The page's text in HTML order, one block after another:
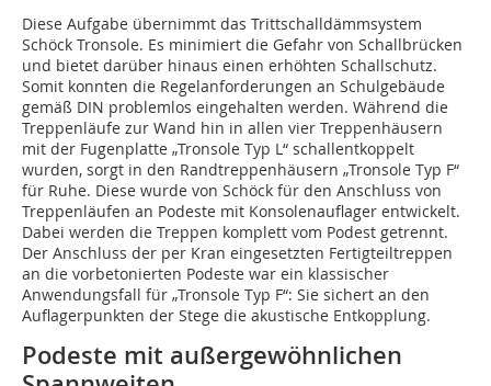
Diese Aufgabe übernimmt das Trittschalldämmsystem
Schöck Tronsole. Es minimiert die Gefahr von Schallbrücken
und bietet darüber hinaus einen erhöhten Schallschutz.
Somit konnten die Regelanforderungen an Schulgebäude
gemäß DIN problemlos eingehalten werden. Während die
Treppenläufe zur Wand hin in allen vier Treppenhäusern
mit der Fugenplatte „Tronsole Typ L“ schallentkoppelt
wurden, sorgt in den Randtreppenhäusern „Tronsole Typ F“
für Ruhe. Diese wurde von Schöck für den Anschluss von
Treppenläufen an Podeste mit Konsolenauflager entwickelt.
Dabei werden die Treppen komplett vom Podest getrennt.
Der Anschluss der per Kran eingesetzten Fertigteiltreppen
an die vorbetonierten Podeste war ein klassischer
Anwendungsfall für „Tronsole Typ F“: Sie sichert an den
Auflagerpunkten der Stege die akustische Entkopplung.
Podeste mit außergewöhnlichen